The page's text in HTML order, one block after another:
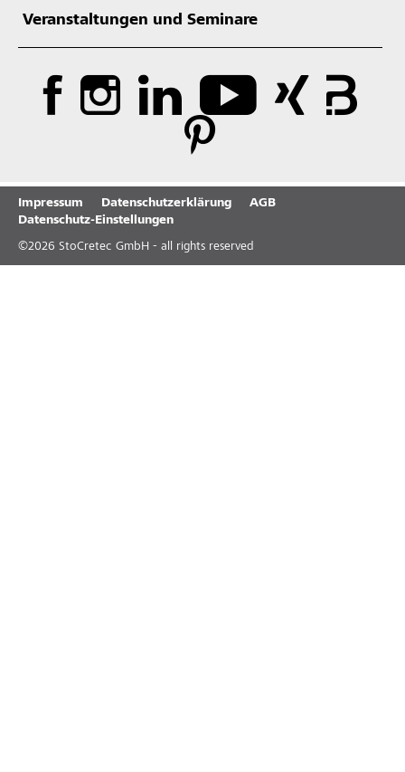
Veranstaltungen und Seminare
Impressum Datenschutzerklärung
AGB
Datenschutz-Einstellungen
©2026 StoCretec GmbH - all rights reserved